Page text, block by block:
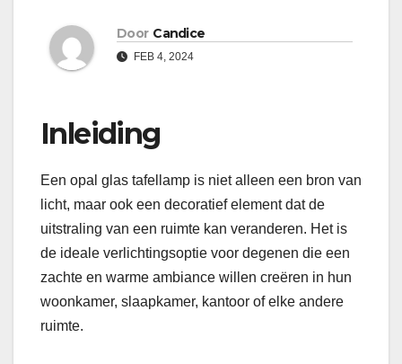
Door Candice
FEB 4, 2024
Inleiding
Een opal glas tafellamp is niet alleen een bron van
licht, maar ook een decoratief element dat de
uitstraling van een ruimte kan veranderen. Het is
de ideale verlichtingsoptie voor degenen die een
zachte en warme ambiance willen creëren in hun
woonkamer, slaapkamer, kantoor of elke andere
ruimte.